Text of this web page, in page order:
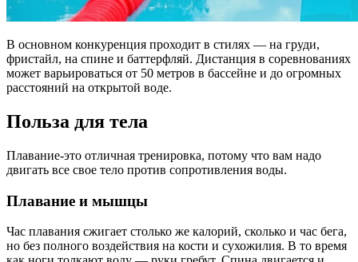
В основном конкуренция проходит в стилях — на груди,
фристайл, на спине и баттерфляй. Дистанция в соревнованиях
может варьироваться от 50 метров в бассейне и до огромных
расстояний на открытой воде.
Польза для тела
Плавание-это отличная тренировка, потому что вам надо
двигать все свое тело против сопротивления воды.
Плавание и мышцы
Час плавания сжигает столько же калорий, сколько и час бега,
но без полного воздействия на кости и сухожилия. В то время